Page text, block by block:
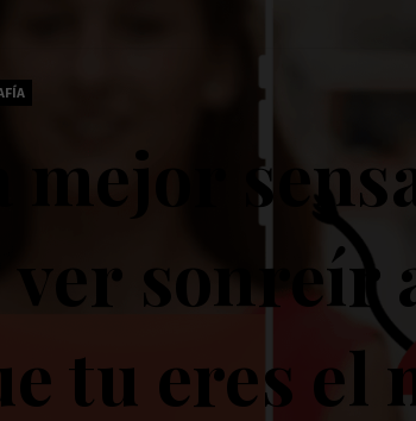
mejor
ver sonreír
tu eres